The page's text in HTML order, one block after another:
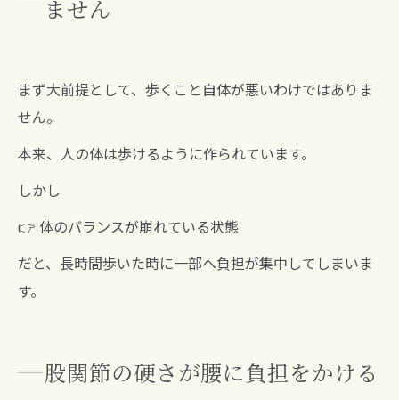
ません
まず大前提として、歩くこと自体が悪いわけではありま
せん。
本来、人の体は歩けるように作られています。
しかし
👉 体のバランスが崩れている状態
だと、長時間歩いた時に一部へ負担が集中してしまいま
す。
股関節の硬さが腰に負担をかける